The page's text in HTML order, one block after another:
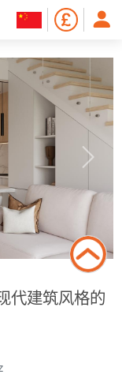
代建筑风格的